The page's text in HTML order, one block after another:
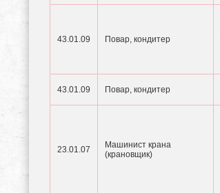
43.01.09 Повар, кондитер
43.01.09 Повар, кондитер
23.01.07
Машинист крана
(крановщик)